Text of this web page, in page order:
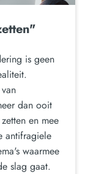
is geen
dan ooit
en mee
antifragiele
waarmee
slag gaat.